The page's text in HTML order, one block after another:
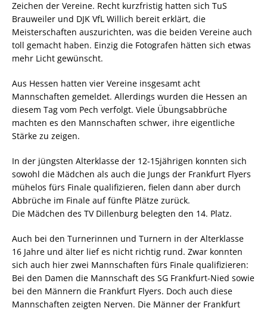
Zeichen der Vereine. Recht kurzfristig hatten sich TuS
Brauweiler und DJK VfL Willich bereit erklärt, die
Meisterschaften auszurichten, was die beiden Vereine auch
toll gemacht haben. Einzig die Fotografen hätten sich etwas
mehr Licht gewünscht.
Aus Hessen hatten vier Vereine insgesamt acht
Mannschaften gemeldet. Allerdings wurden die Hessen an
diesem Tag vom Pech verfolgt. Viele Übungsabbrüche
machten es den Mannschaften schwer, ihre eigentliche
Stärke zu zeigen.
In der jüngsten Alterklasse der 12-15jährigen konnten sich
sowohl die Mädchen als auch die Jungs der Frankfurt Flyers
mühelos fürs Finale qualifizieren, fielen dann aber durch
Abbrüche im Finale auf fünfte Plätze zurück.
Die Mädchen des TV Dillenburg belegten den 14. Platz.
Auch bei den Turnerinnen und Turnern in der Alterklasse
16 Jahre und älter lief es nicht richtig rund. Zwar konnten
sich auch hier zwei Mannschaften fürs Finale qualifizieren:
Bei den Damen die Mannschaft des SG Frankfurt-Nied sowie
bei den Männern die Frankfurt Flyers. Doch auch diese
Mannschaften zeigten Nerven. Die Männer der Frankfurt